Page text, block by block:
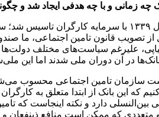
چه زمانی و با چه هدفی ایجاد شد و
تصویب قانون تامین اجتماعی، ما
علیرغم سیاست‌های مختلف دولت‌ها
در آن دوران ملی شدند اما این
سازمان تامین اجتماعی محسوب
کنیم که این بانک از ابتدا متعلق
دارد و نکته اینجاست که
و متعددی که ممکن است منافع